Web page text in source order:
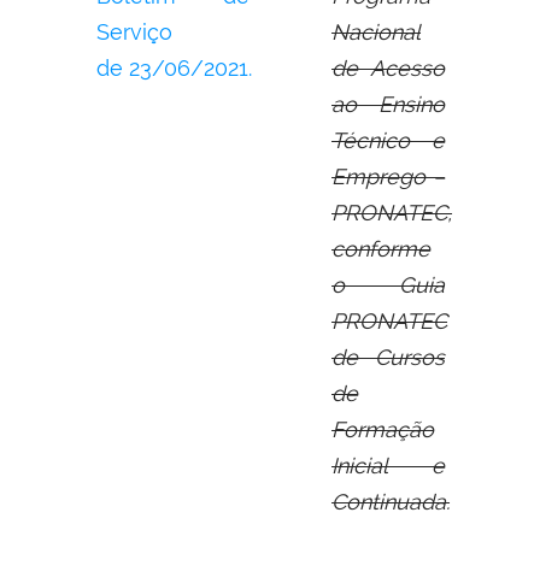
Serviço
de 23/06/2021.
Nacional
de Acesso
ao Ensino
Técnico e
Emprego –
PRONATEC,
conforme
o Guia
PRONATEC
de Cursos
de
Formação
Inicial e
Continuada.